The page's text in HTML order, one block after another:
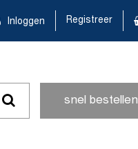
Inloggen Registreer
snel bestellen